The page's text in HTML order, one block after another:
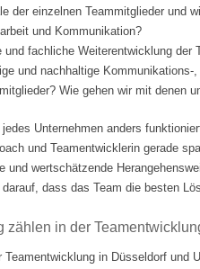
der einzelnen Teammitglieder und
und Kommunikation?
fachliche Weiterentwicklung der
und nachhaltige
Wie gehen wir mit denen
Unternehmen anders
und Teamentwicklerin gerade
und wertschätzende
dass das Team die besten
zählen in der
in Düsseldorf